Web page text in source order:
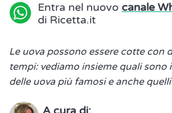
Entra nel nuovo canale
di Ricetta.it
Le uova possono essere cotte con
tempi: vediamo insieme quali
delle uova più famosi e anche